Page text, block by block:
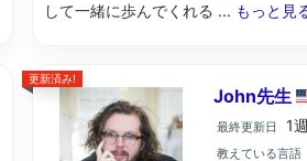
して一緒に歩んでくれる ... もっと見
更新済み!
John先生
最終更新日 1
教えている言語